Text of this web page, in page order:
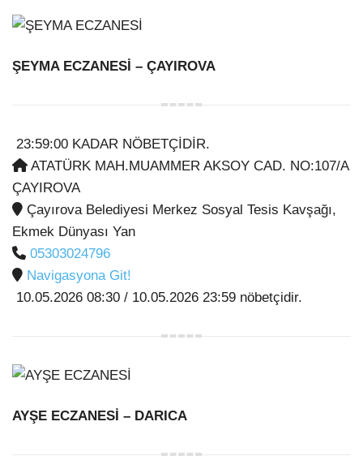
ŞEYMA ECZANESİ – ÇAYIROVA
23:59:00 KADAR NÖBETÇİDİR.
ATATÜRK MAH.MUAMMER AKSOY CAD. NO:107/A
ÇAYIROVA
Çayırova Belediyesi Merkez Sosyal Tesis Kavşağı,
Ekmek Dünyası Yan
05303024796
Navigasyona Git!
10.05.2026 08:30 / 10.05.2026 23:59 nöbetçidir.
AYŞE ECZANESİ – DARICA